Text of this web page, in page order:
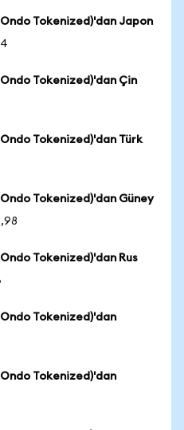
Tokenized)'dan Japon
Tokenized)'dan Çin
Tokenized)'dan Türk
Tokenized)'dan Güney
Tokenized)'dan Rus
Tokenized)'dan
Tokenized)'dan